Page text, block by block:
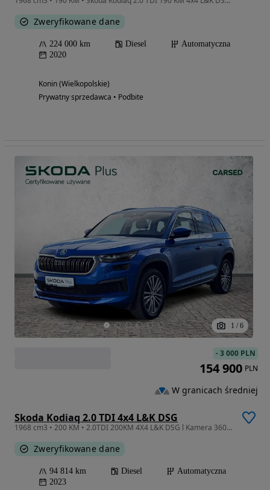
Zweryfikowane dane
224 000 km Diesel
Automatyczna
2020
Konin (Wielkopolskie)
Prywatny sprzedawca • Podbite
1 / 6
Skoda Kodiaq 2.0 TDI 4x4 L&K DSG
1968 cm3 • 200 KM • 2.0TDI 200KM 4X4 L&K DSG l Kamera 360°, Webasto, Wentylacja, VAT23% l
Zweryfikowane dane
94 814 km Diesel
Automatyczna
2023
-3 000 PLN
154 900 PLN
W granicach średniej